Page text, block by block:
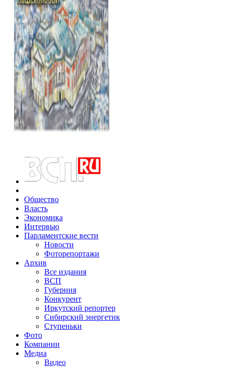
Общество
Власть
Экономика
Интервью
Парламентские вести
Новости
Фоторепортажи
Архив
Все издания
ВСП
Губерния
Конкурент
Иркутский репортер
Сибирский энергетик
Ступеньки
Фото
Компании
Медиа
Видео